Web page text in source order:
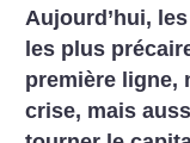
Aujourd’hui,
les plus
première ligne,
crise, mais